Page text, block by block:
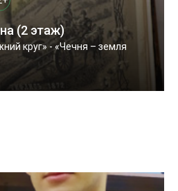
(2 этаж)
круг» - «Чечня – земля